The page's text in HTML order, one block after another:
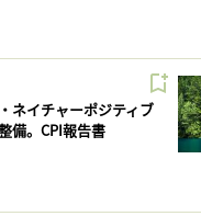
ネイチャーポジティブ
備。CPI報告書